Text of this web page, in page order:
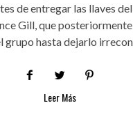
de entregar las llaves
Gill, que
grupo hasta dejarlo
Leer Más